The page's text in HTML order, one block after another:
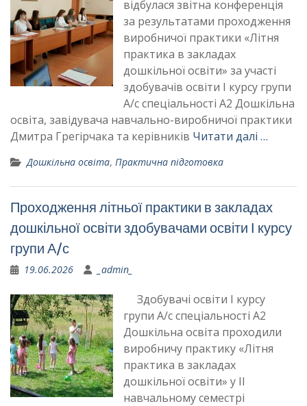
відбулася звітна конференція
за результатами проходження
виробничої практики «Літня
практика в закладах
дошкільної освіти» за участі
здобувачів освіти І курсу групи
А/с спеціальності А2 Дошкільна
освіта, завідувача навчально-виробничої практики
Дмитра Грегірчака та керівників Читати далі …
Дошкільна освіта, Практична підготовка
Проходження літньої практики в закладах
дошкільної освіти здобувачами освіти І курсу
групи А/с
19.06.2026 _admin_
Здобувачі освіти І курсу
групи А/с спеціальності А2
Дошкільна освіта проходили
виробничу практику «Літня
практика в закладах
дошкільної освіти» у IІ
навчальному семестрі